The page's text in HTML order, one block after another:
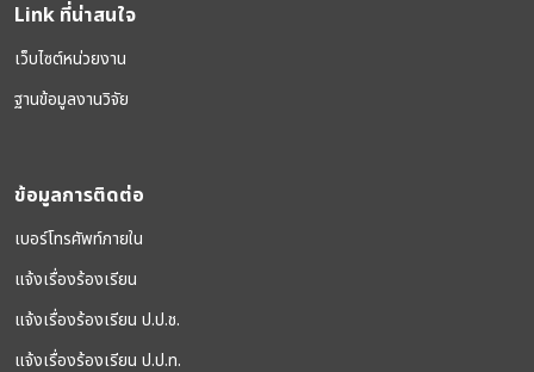
Link ที่น่าสนใจ
เว็บไซต์หน่วยงาน
ฐานข้อมูลงานวิจัย
ข้อมูลการติดต่อ
เบอร์โทรศัพท์ภายใน
แจ้งเรื่องร้องเรียน
แจ้งเรื่องร้องเรียน ป.ป.ช.
แจ้งเรื่องร้องเรียน ป.ป.ท.